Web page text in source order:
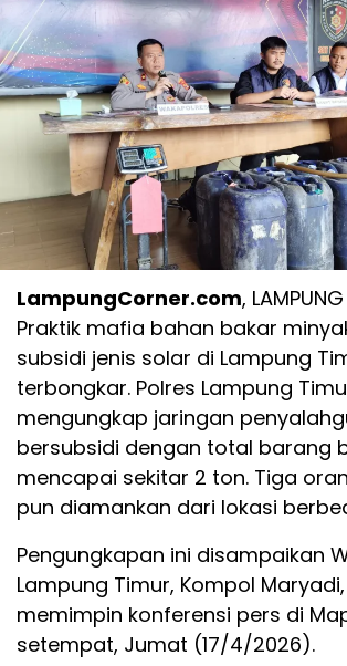
LampungCorner.com,
Praktik mafia bahan bakar
subsidi jenis solar di Lampung
terbongkar. Polres Lampung
mengungkap jaringan
bersubsidi dengan total barang
mencapai sekitar 2 ton. Tiga
pun diamankan dari lokasi
Pengungkapan ini disampaikan
Lampung Timur, Kompol
memimpin konferensi pers di
setempat, Jumat (17/4/2026).